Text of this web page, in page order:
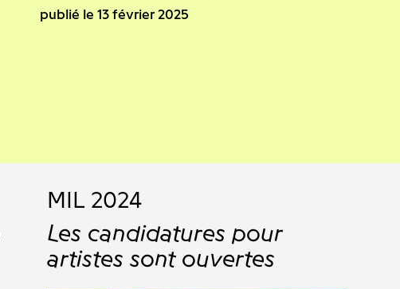
publié le 13 février 2025
MIL 2024
Les candidatures pour
artistes sont ouvertes